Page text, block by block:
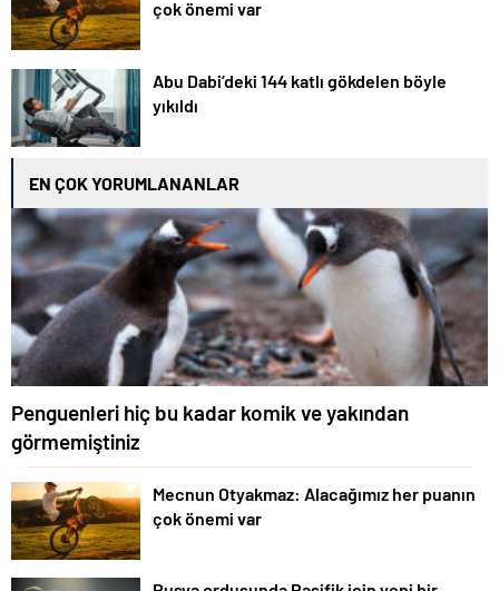
çok önemi var
Abu Dabi’deki 144 katlı gökdelen böyle
yıkıldı
EN ÇOK YORUMLANANLAR
Penguenleri hiç bu kadar komik ve yakından
görmemiştiniz
Mecnun Otyakmaz: Alacağımız her puanın
çok önemi var